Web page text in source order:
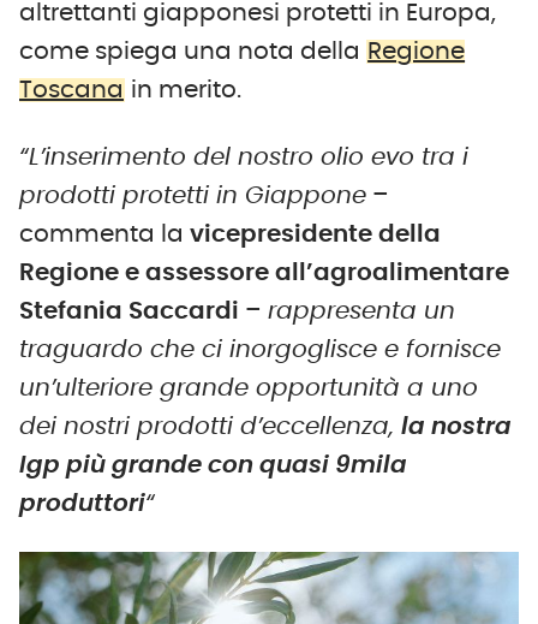
altrettanti giapponesi protetti in Europa,
come spiega una nota della Regione
Toscana in merito.
“L’inserimento del nostro olio evo tra i
prodotti protetti in Giappone –
commenta la vicepresidente della
Regione e assessore all’agroalimentare
Stefania Saccardi – rappresenta un
traguardo che ci inorgoglisce e fornisce
un’ulteriore grande opportunità a uno
dei nostri prodotti d’eccellenza, la nostra
Igp più grande con quasi 9mila
produttori“